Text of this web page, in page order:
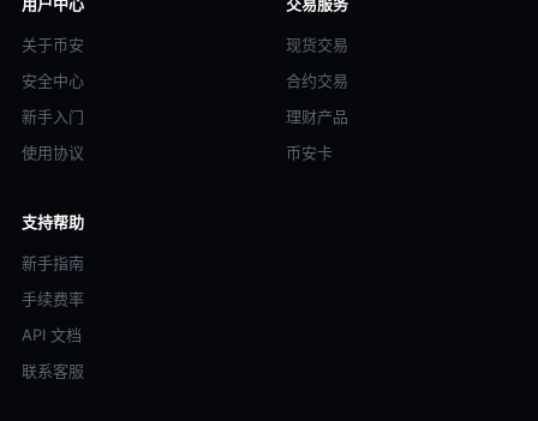
关于币安
安全中心
新手入门
使用协议
现货交易
合约交易
理财产品
币安卡
支持帮助
新手指南
手续费率
API 文档
联系客服